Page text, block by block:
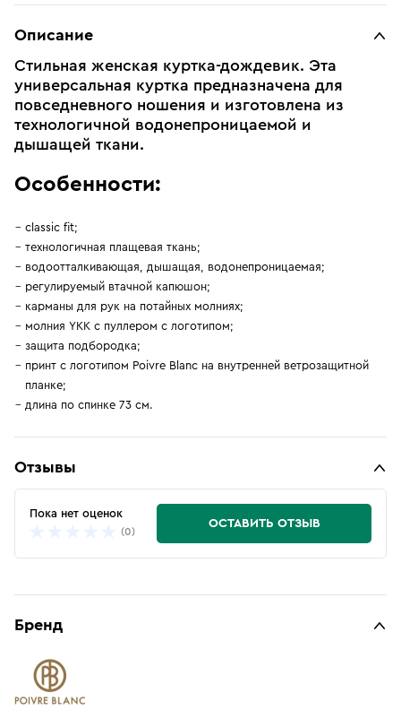
Описание
Стильная женская куртка-дождевик. Эта
универсальная куртка предназначена для
повседневного ношения и изготовлена из
технологичной водонепроницаемой и
дышащей ткани.
Особенности:
classic fit;
технологичная плащевая ткань;
водоотталкивающая, дышащая, водонепроницаемая;
регулируемый втачной капюшон;
карманы для рук на потайных молниях;
молния YKK с пуллером с логотипом;
защита подбородка;
принт с логотипом Poivre Blanc на внутренней ветрозащитной
планке;
длина по спинке 73 см.
Отзывы
Пока нет оценок
(0)
ОСТАВИТЬ ОТЗЫВ
Бренд